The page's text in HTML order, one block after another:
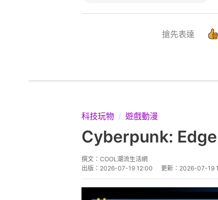
搶先表達
科技玩物 遊戲動漫
Cyberpunk:
撰文： COOL潮流生活網
出版： 2026-07-19 12:00 更新： 2026-07-19